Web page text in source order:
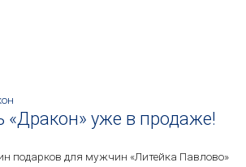
«Дракон» уже в продаже!
подарков для мужчин «Литейка Павлово»